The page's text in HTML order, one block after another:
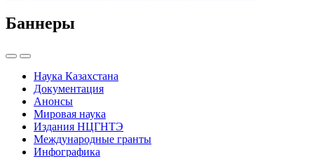
Баннеры
Наука Казахстана
Документация
Анонсы
Мировая наука
Издания НЦГНТЭ
Международные гранты
Инфографика